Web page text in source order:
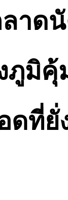
าด
ภูมิ
ดที่ยั่